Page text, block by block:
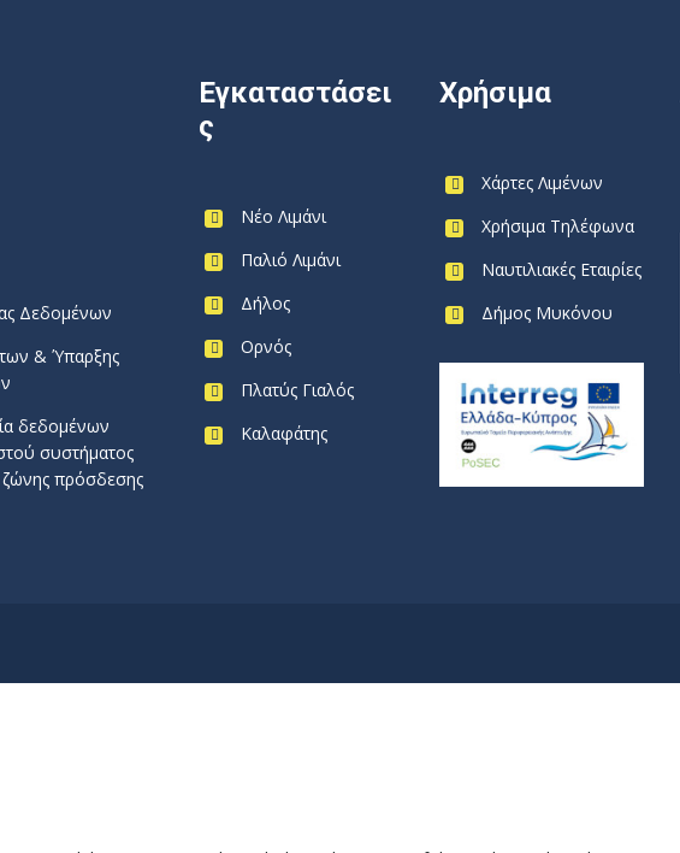
Δεδομένων
& Ύπαρξης
δεδομένων
συστήματος
ζώνης πρόσδεσης
Εγκαταστάσει
ς
Νέο Λιμάνι
Παλιό Λιμάνι
Δήλος
Ορνός
Πλατύς Γιαλός
Καλαφάτης
Χρήσιμα
Χάρτες Λιμένων
Χρήσιμα Τηλέφωνα
Ναυτιλιακές Εταιρίες
Δήμος Μυκόνου